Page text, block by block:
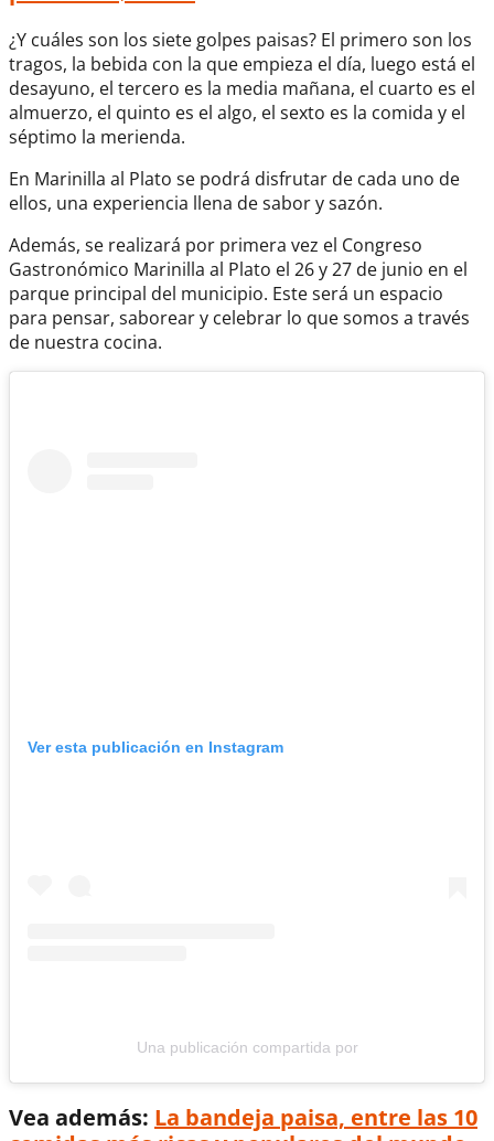
¿Y cuáles son los siete golpes paisas? El primero son los
tragos, la bebida con la que empieza el día, luego está el
desayuno, el tercero es la media mañana, el cuarto es el
almuerzo, el quinto es el algo, el sexto es la comida y el
séptimo la merienda.
En Marinilla al Plato se podrá disfrutar de cada uno de
ellos, una experiencia llena de sabor y sazón.
Además, se realizará por primera vez el Congreso
Gastronómico Marinilla al Plato el 26 y 27 de junio en el
parque principal del municipio. Este será un espacio
para pensar, saborear y celebrar lo que somos a través
de nuestra cocina.
Ver esta publicación en Instagram
Una publicación compartida por
Vea además: La bandeja paisa, entre las 10